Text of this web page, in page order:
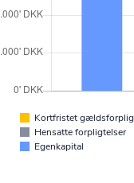
Kortfristet
Hensatte forpligtelser
Egenkapital